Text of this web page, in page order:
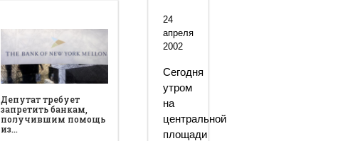
Депутат требует
запретить банкам,
получившим помощь
из…
24
апреля
2002
Сегодня
утром
на
центральной
площади